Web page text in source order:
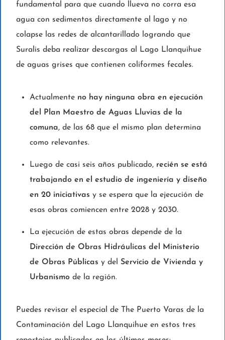
fundamental para que cuando llueva no corra esa
agua con sedimentos directamente al lago y no
colapse las redes de alcantarillado logrando que
Suralis deba realizar descargas al Lago Llanquihue
de aguas grises que contienen coliformes fecales.
Actualmente no hay ninguna obra en ejecución
del Plan Maestro de Aguas Lluvias de la
comuna, de las 68 que el mismo plan determina
como relevantes.
Luego de casi seis años publicado, recién se está
trabajando en el estudio de ingeniería y diseño
en 20 iniciativas y se espera que la ejecución de
esas obras comiencen entre 2028 y 2030.
La ejecución de estas obras depende de la
Dirección de Obras Hidráulicas del Ministerio
de Obras Públicas y delServicio de Vivienda y
Urbanismo de la región.
Puedes revisar el especial de The Puerto Varas de la
Contaminación del Lago Llanquihue en estos tres